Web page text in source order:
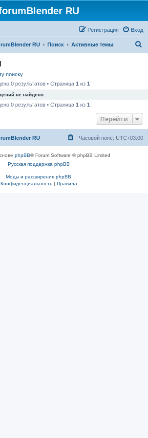
RU
Вход
Регистрация
RU Поиск Активные темы
поиску
0 результатов • Страница 1 из 1
не найдено.
0 результатов • Страница 1 из 1
Перейти
RU Часовой пояс: UTC+03:00
phpBB® Forum Software © phpBB Limited
Русская поддержка phpBB
Моды и расширения phpBB
Конфиденциальность| Правила